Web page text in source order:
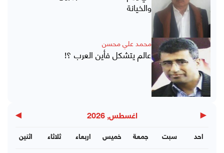
والخيانة
محمد علي محسن
عالم يتشكل فأين العرب ؟!
◀ اغسطس, 2026 ▶
اثنين ثلاثاء اربعاء خميس جمعة سبت احد